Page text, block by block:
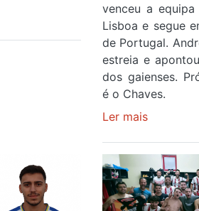
venceu a
Lisboa e segue
de Portugal.
estreia e
dos gaienses.
é o Chaves.
Ler maissobre
DO
OLIVAIS
E